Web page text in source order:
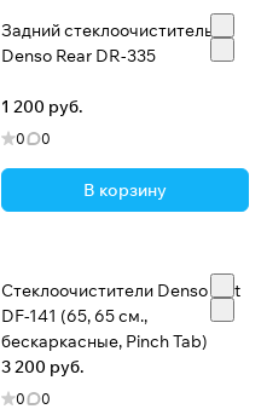
Задний стеклоочиститель
Denso Rear DR-335
1 200 руб.
0 0
В корзину
Стеклоочистители Denso Flat
DF-141 (65, 65 см.,
бескаркасные, Pinch Tab)
3 200 руб.
0 0